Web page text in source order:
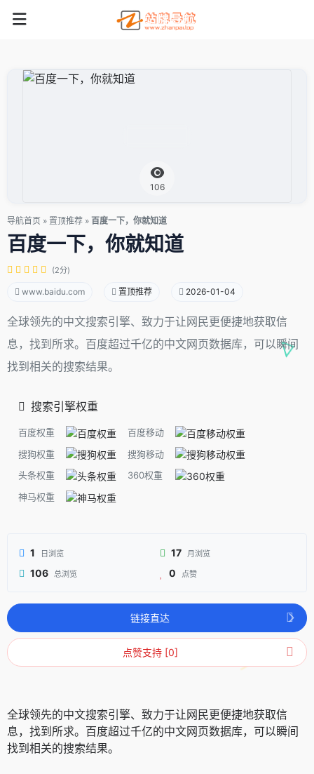
106
导航首页 » 置顶推荐 » 百度一下，你就知道
百度一下，你就知道
(2分)
www.baidu.com 置顶推荐 2026-01-04
全球领先的中文搜索引擎、致力于让网民更便捷地获取信
息，找到所求。百度超过千亿的中文网页数据库，可以瞬间
找到相关的搜索结果。
搜索引擎权重
百度权重
百度移动
搜狗权重
搜狗移动
头条权重
360权重
神马权重
1 日浏览 17 月浏览
106 总浏览 0 点赞
链接直达
点赞支持 [0]
全球领先的中文搜索引擎、致力于让网民更便捷地获取信
息，找到所求。百度超过千亿的中文网页数据库，可以瞬间
找到相关的搜索结果。